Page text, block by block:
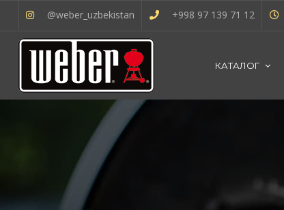
@weber_uzbekistan +998 97 139 71 12
КАТАЛОГ